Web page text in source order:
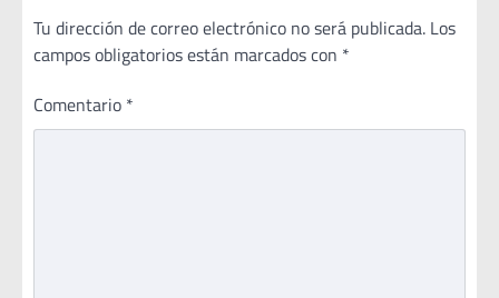
Tu dirección de correo electrónico no será publicada. Los
campos obligatorios están marcados con *
Comentario *